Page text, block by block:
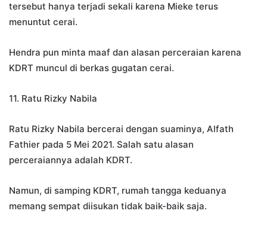
tersebut hanya terjadi sekali karena Mieke terus
menuntut cerai.
Hendra pun minta maaf dan alasan perceraian karena
KDRT muncul di berkas gugatan cerai.
11. Ratu Rizky Nabila
Ratu Rizky Nabila bercerai dengan suaminya, Alfath
Fathier pada 5 Mei 2021. Salah satu alasan
perceraiannya adalah KDRT.
Namun, di samping KDRT, rumah tangga keduanya
memang sempat diisukan tidak baik-baik saja.